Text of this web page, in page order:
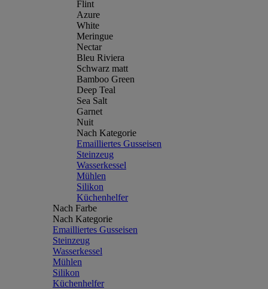
Flint
Azure
White
Meringue
Nectar
Bleu Riviera
Schwarz matt
Bamboo Green
Deep Teal
Sea Salt
Garnet
Nuit
Nach Kategorie
Emailliertes Gusseisen
Steinzeug
Wasserkessel
Mühlen
Silikon
Küchenhelfer
Nach Farbe
Nach Kategorie
Emailliertes Gusseisen
Steinzeug
Wasserkessel
Mühlen
Silikon
Küchenhelfer